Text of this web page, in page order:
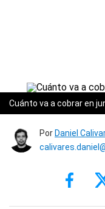
Cuánto va a cobrar en
Por Daniel